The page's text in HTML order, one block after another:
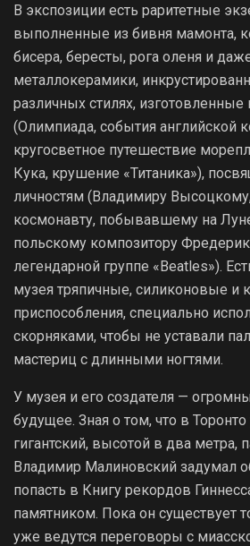
В экспозиции есть раритетные
выполненные из бивня мамонта,
бисера, бересты, рога оленя и
металлокерамики,
различных стилях,
(Олимпиада, события английской
кругосветное путешествие
Кука, крушение «Титаника»),
личностям (Владимиру
космонавту, побывавшему на
польскому композитору
легендарной группе «Beatles»).
музея тряпичные, силиконовые и
приспособления, специально
скорняками, чтобы не уставали
мастериц с длинными ногтями.
У музея и его создателя —
будущее. Зная о том, что в Торонто
гигантский, высотой в два метра,
Владимир Малиновский задумал
попасть в Книгу рекордов
памятником. Пока он существует
уже ведутся переговоры с